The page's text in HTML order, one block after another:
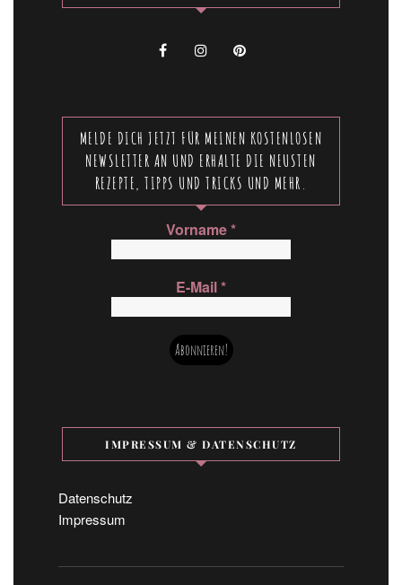
MELDE DICH JETZT FÜR MEINEN KOSTENLOSEN
NEWSLETTER AN UND ERHALTE DIE NEUSTEN
REZEPTE, TIPPS UND TRICKS UND MEHR.
Vorname*
E-Mail*
IMPRESSUM & DATENSCHUTZ
Datenschutz
Impressum